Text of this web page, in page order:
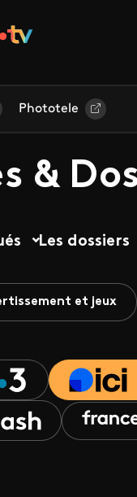
Phototele
&
Les dossiers
et jeux